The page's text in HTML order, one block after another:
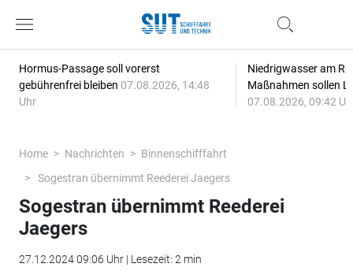
Hormus-Passage soll vorerst
gebührenfrei bleiben 07.08.2026, 14:48
Uhr
Niedrigwasser am
Maßnahmen sollen
07.08.2026, 09:42
Home Nachrichten
Binnenschifffahrt
Sogestran übernimmt Reederei Jaegers
Sogestran übernimmt Reederei
Jaegers
27.12.2024 09:06 Uhr | Lesezeit: 2 min